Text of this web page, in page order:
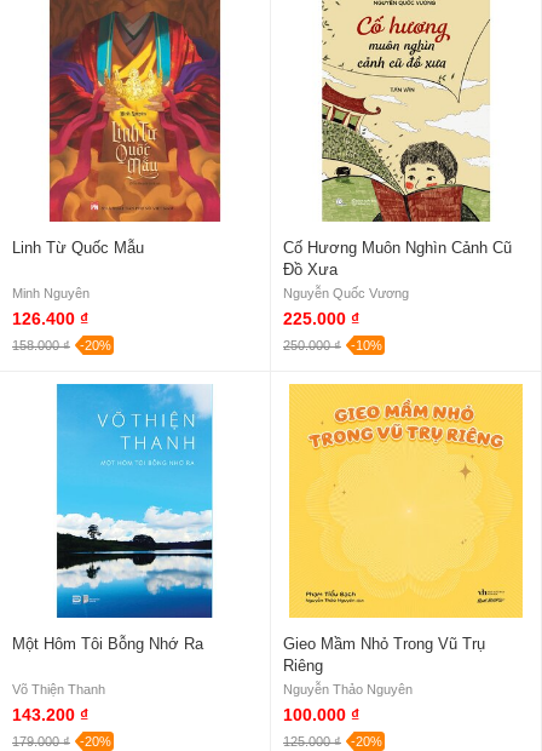
Linh Từ Quốc Mẫu
Minh Nguyên
126.400 ₫
158.000 ₫ -20%
Cố Hương Muôn Nghìn Cảnh Cũ
Đồ Xưa
Nguyễn Quốc Vương
225.000 ₫
250.000 ₫ -10%
Một Hôm Tôi Bỗng Nhớ Ra
Võ Thiện Thanh
143.200 ₫
179.000 ₫ -20%
Gieo Mầm Nhỏ Trong Vũ Trụ
Riêng
Nguyễn Thảo Nguyên
100.000 ₫
125.000 ₫ -20%